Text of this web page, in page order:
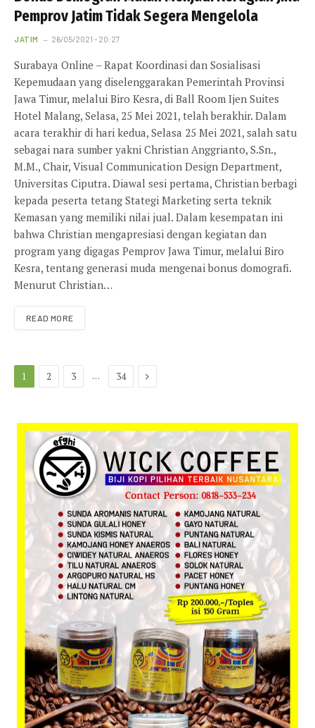
Pemprov Jatim Tidak Segera Mengelola
JATIM 26/05/2021 - 20:27
Surabaya Online – Rapat Koordinasi dan Sosialisasi
Kepemudaan yang diselenggarakan Pemerintah Provinsi
Jawa Timur, melalui Biro Kesra, di Ball Room Ijen Suites
Hotel Malang, Selasa, 25 Mei 2021, telah berakhir. Dalam
acara terakhir di hari kedua, Selasa 25 Mei 2021, salah satu
sebagai nara sumber yakni Christian Anggrianto, S.Sn.,
M.M., Chair, Visual Communication Design Department,
Universitas Ciputra. Diawal sesi pertama, Christian berbagi
kepada peserta tetang Stategi Marketing serta teknik
Kemasan yang memiliki nilai jual. Dalam kesempatan ini
bahwa Christian mengapresiasi dengan kegiatan dan
program yang digagas Pemprov Jawa Timur, melalui Biro
Kesra, tentang generasi muda mengenai bonus domografi.
Menurut Christian…
READ MORE
1 2 3 … 34 Next